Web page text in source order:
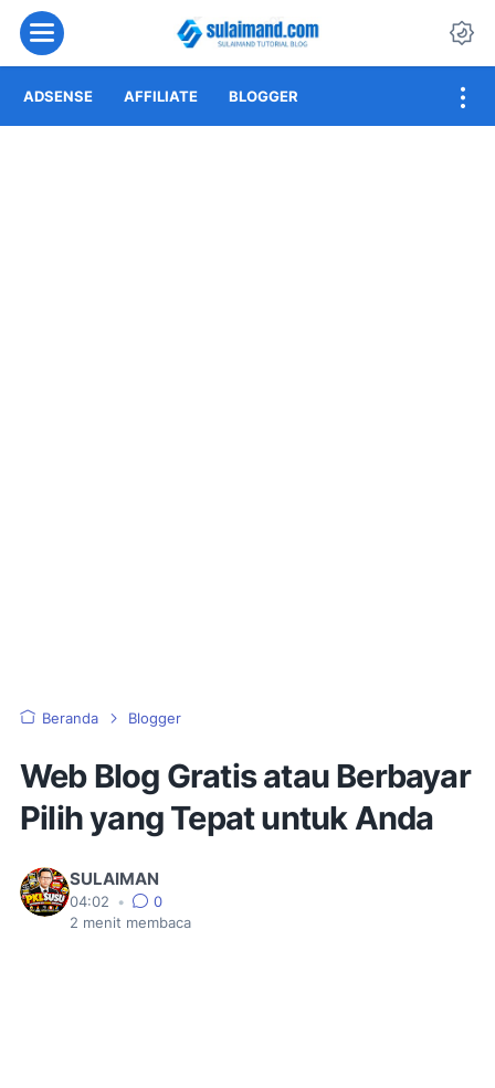
Menu
ADSENSE AFFILIATE BLOGGER
Beranda Blogger
Web Blog Gratis atau Berbayar
Pilih yang Tepat untuk Anda
SULAIMAN
04:02 •
0
2 menit membaca